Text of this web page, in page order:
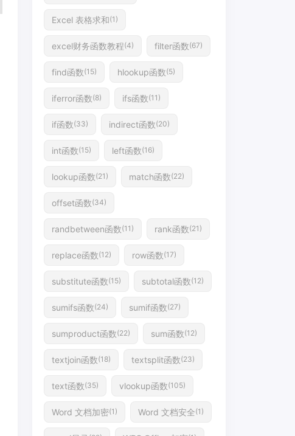
Excel 表格求和(1)
excel财务函数教程(4) filter函数(67)
find函数(15) hlookup函数(5)
iferror函数(8) ifs函数(11)
if函数(33) indirect函数(20)
int函数(15) left函数(16)
lookup函数(21) match函数(22)
offset函数(34)
randbetween函数(11) rank函数(21)
replace函数(12) row函数(17)
substitute函数(15) subtotal函数(12)
sumifs函数(24) sumif函数(27)
sumproduct函数(22) sum函数(12)
textjoin函数(18) textsplit函数(23)
text函数(35) vlookup函数(105)
Word 文档加密(1) Word 文档安全(1)